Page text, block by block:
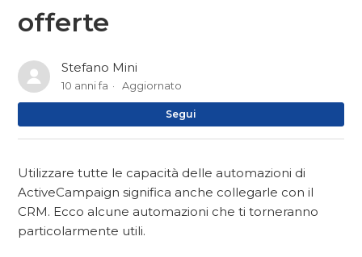
offerte
Stefano Mini
10 anni fa Aggiornato
Segui
Utilizzare tutte le capacità delle automazioni di
ActiveCampaign significa anche collegarle con il
CRM. Ecco alcune automazioni che ti torneranno
particolarmente utili.